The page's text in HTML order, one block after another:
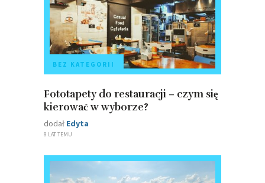
BEZ KATEGORII
Fototapety do restauracji – czym się
kierować w wyborze?
dodał Edyta
8 LAT TEMU